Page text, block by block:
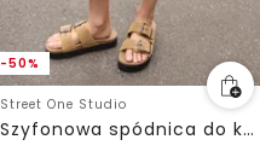
-50%
Street One Studio
Szyfonowa spódnica do kolan z falbanami